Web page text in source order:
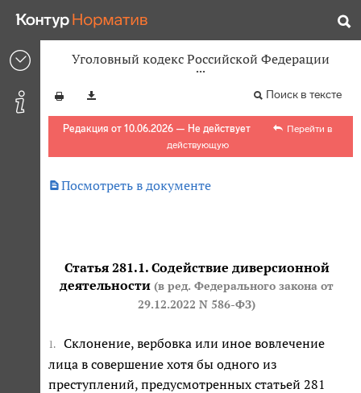
Уголовный кодекс Российской Федерации
Поиск в тексте
Редакция от 10.06.2026 — Не действует
Перейти в
действующую
Посмотреть в документе
Статья 281.1. Содействие диверсионной
деятельности (в ред. Федерального закона от
29.12.2022 N 586-ФЗ)
1.
Склонение, вербовка или иное вовлечение
лица в совершение хотя бы одного из
преступлений, предусмотренных статьей 281